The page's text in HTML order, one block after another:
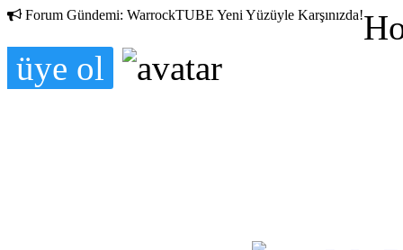
Forum Gündemi: WarrockTUBE Yeni Yüzüyle Karşınızda!
üye ol